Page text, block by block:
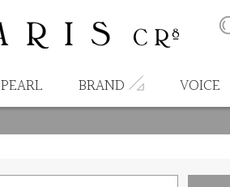
PEARL BRAND VOICE